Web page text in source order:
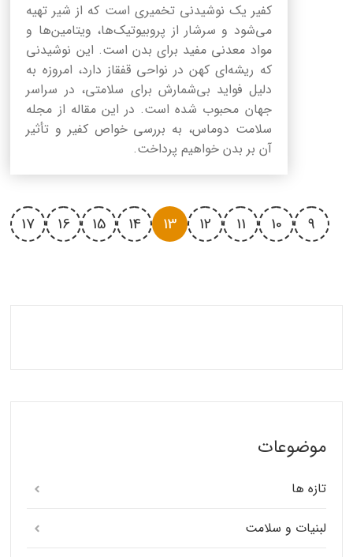
کفیر یک نوشیدنی تخمیری است که از شیر تهیه
می‌شود و سرشار از پروبیوتیک‌ها، ویتامین‌ها و
مواد معدنی مفید برای بدن است. این نوشیدنی
که ریشه‌ای کهن در نواحی قفقاز دارد، امروزه به
دلیل فواید بی‌شمارش برای سلامتی، در سراسر
جهان محبوب شده است. در این مقاله از مجله
سلامت دوماس، به بررسی خواص کفیر و تأثیر
آن بر بدن خواهیم پرداخت.
9
10
11
12
13
14
15
16
17
موضوعات
تازه ها
لبنیات و سلامت